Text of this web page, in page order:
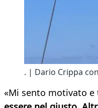
. | Dario Crippa
«Mi sento motivato